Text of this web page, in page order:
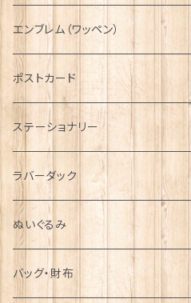
国旗＆紋章
音楽＆楽器
運動＆人物
シンボル
AIRFORCE
ARMY
エンブレム（ワッペン）
ポストカード
ステーショナリー
ラバーダック
ぬいぐるみ
バッグ・財布